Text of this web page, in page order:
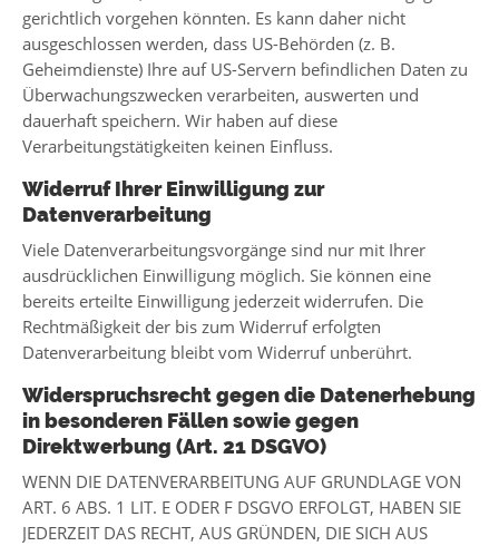
gerichtlich vorgehen könnten. Es kann daher nicht
ausgeschlossen werden, dass US-Behörden (z. B.
Geheimdienste) Ihre auf US-Servern befindlichen Daten zu
Überwachungszwecken verarbeiten, auswerten und
dauerhaft speichern. Wir haben auf diese
Verarbeitungstätigkeiten keinen Einfluss.
Widerruf Ihrer Einwilligung zur
Datenverarbeitung
Viele Datenverarbeitungsvorgänge sind nur mit Ihrer
ausdrücklichen Einwilligung möglich. Sie können eine
bereits erteilte Einwilligung jederzeit widerrufen. Die
Rechtmäßigkeit der bis zum Widerruf erfolgten
Datenverarbeitung bleibt vom Widerruf unberührt.
Widerspruchsrecht gegen die Datenerhebung
in besonderen Fällen sowie gegen
Direktwerbung (Art. 21 DSGVO)
WENN DIE DATENVERARBEITUNG AUF GRUNDLAGE VON
ART. 6 ABS. 1 LIT. E ODER F DSGVO ERFOLGT, HABEN SIE
JEDERZEIT DAS RECHT, AUS GRÜNDEN, DIE SICH AUS